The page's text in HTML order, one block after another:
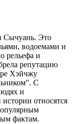
Сычуань. Это
водоемами и
рельефа и
репутацию
Хэйчжу
С
и
относятся
фактам.